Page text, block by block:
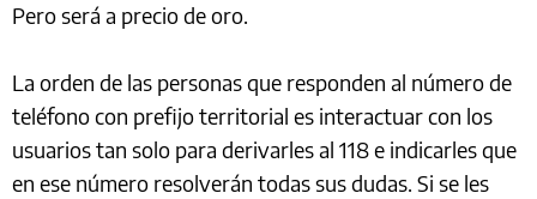
Pero será a precio de oro.
La orden de las personas que responden al número de
teléfono con prefijo territorial es interactuar con los
usuarios tan solo para derivarles al 118 e indicarles que
en ese número resolverán todas sus dudas. Si se les